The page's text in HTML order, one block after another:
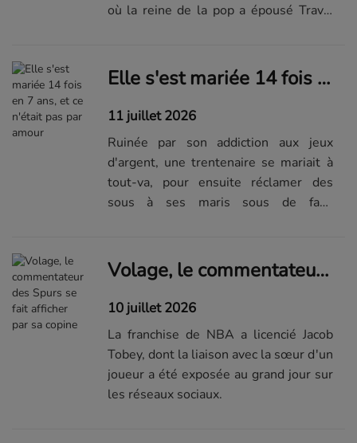
où la reine de la pop a épousé Travis
Elle s'est mariée 14 fois en 7 ans, et ce n'était pas par amour
11 juillet 2026
Ruinée par son addiction aux jeux
d'argent, une trentenaire se mariait à
tout-va, pour ensuite réclamer des
sous à ses maris sous de faux
Volage, le commentateur des Spurs se fait afficher par sa copine
10 juillet 2026
La franchise de NBA a licencié Jacob
Tobey, dont la liaison avec la sœur d'un
joueur a été exposée au grand jour sur
les réseaux sociaux.